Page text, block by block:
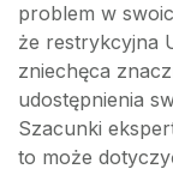
problem w
że restrykcyjna
zniechęca
udostępnienia
Szacunki
to może